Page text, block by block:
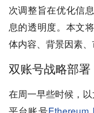
次调整旨在优化信
息的透明度。本文
体内容、背景因素、
双账号战略部署
在周一早些时候，
平台账号Ethereum